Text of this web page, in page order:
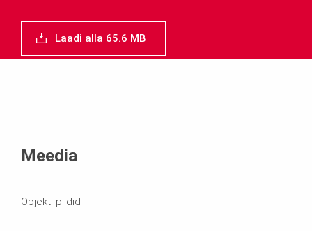
Laadi alla 65.6 MB
Meedia
Objekti pildid